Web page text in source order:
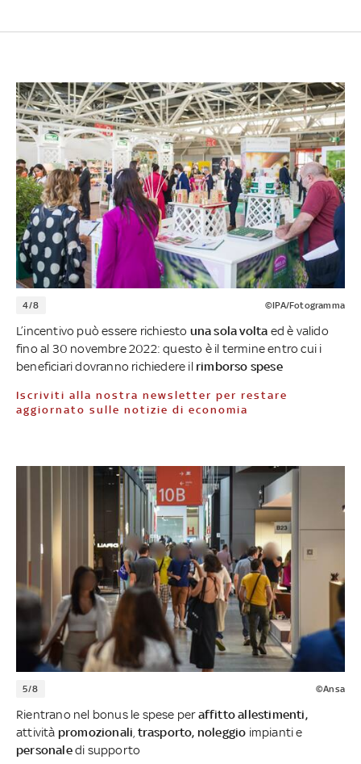
4/8 ©IPA/Fotogramma
L’incentivo può essere richiesto una sola volta ed è valido
fino al 30 novembre 2022: questo è il termine entro cui i
beneficiari dovranno richiedere il rimborso spese
Iscriviti alla nostra newsletter per restare
aggiornato sulle notizie di economia
5/8 ©Ansa
Rientrano nel bonus le spese peraffitto allestimenti,
attività promozionali trasporto, noleggio impianti e
personaledi supporto